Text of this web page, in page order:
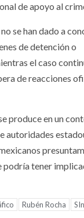
de apoyo al
se han dado a
de detención o
el caso
de reacciones
produce en un
autoridades
tener
Rubén Rocha